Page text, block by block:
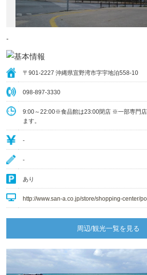
‐
〒901-2227 沖縄県宜野湾市字宇地泊558-10
098-897-3330
9:00～22:00※食品館は23:00閉店 ※一部専門店
ます。
‐
‐
あり
http://www.san-a.co.jp/store/shopping-center/
周辺/観光一覧を見る